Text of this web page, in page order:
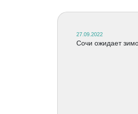
27.09.2022
Сочи ожидает